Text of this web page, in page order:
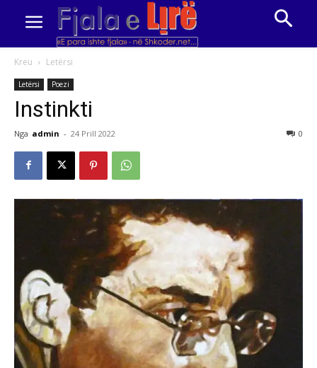
Kreu Letërsi
Letërsi Poezi
Instinkti
Nga admin - 24 Prill 2022 0